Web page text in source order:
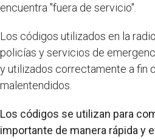
encuentra "fuera de servicio".
Los códigos utilizados en la
policías y servicios de
y utilizados correctamente a fin
malentendidos.
Los códigos se utilizan para
importante de manera rápida y